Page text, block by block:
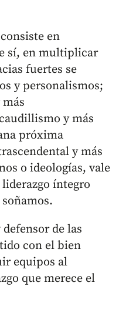
en
sí, en multiplicar
fuertes se
y personalismos;
y más
próxima
y más
o ideologías, vale
íntegro
de las
con el bien
equipos al
que merece el